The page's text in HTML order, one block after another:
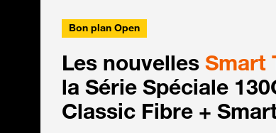
Bon plan Open
Les nouvelles Smart
la Série Spéciale
Classic Fibre +